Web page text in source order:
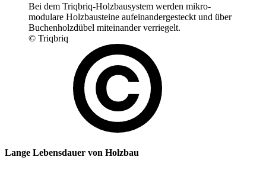
Bei dem Triqbriq-Holzbausystem werden mikro-
modulare Holzbausteine aufeinandergesteckt und über
Buchenholzdübel miteinander verriegelt.
© Triqbriq
Lange Lebensdauer von Holzbau